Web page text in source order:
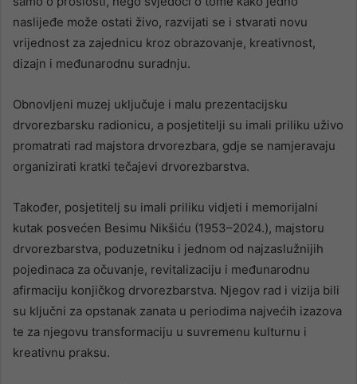
naslijeđe može ostati živo, razvijati se i stvarati novu
vrijednost za zajednicu kroz obrazovanje, kreativnost,
dizajn i međunarodnu suradnju.
Obnovljeni muzej uključuje i malu prezentacijsku
drvorezbarsku radionicu, a posjetitelji su imali priliku uživo
promatrati rad majstora drvorezbara, gdje se namjeravaju
organizirati kratki tečajevi drvorezbarstva.
Također, posjetitelj su imali priliku vidjeti i memorijalni
kutak posvećen Besimu Nikšiću (1953–2024.), majstoru
drvorezbarstva, poduzetniku i jednom od najzaslužnijih
pojedinaca za očuvanje, revitalizaciju i međunarodnu
afirmaciju konjičkog drvorezbarstva. Njegov rad i vizija bili
su ključni za opstanak zanata u periodima najvećih izazova
te za njegovu transformaciju u suvremenu kulturnu i
kreativnu praksu.